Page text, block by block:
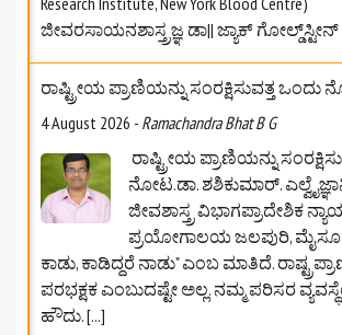
ಜೀವರಸಾಯನಶಾಸ್ತ್ರಜ್ಞ ಡಾ|| ಜ್ಯಾಕ್ ಗೋಲ್ಡ್‌ಸ್ಟೀನ್
ರಾಷ್ಟ್ರೀಯ ಪ್ರಾಣಿಯನ್ನು ಸಂರಕ್ಷಿಸುವತ್ತ ಒಂದು
4 August 2026 - Ramachandra Bhat B G
ರಾಷ್ಟ್ರೀಯ ಪ್ರಾಣಿಯನ್ನು
ನೋಟ.ಡಾ. ಶಶಿಕುಮಾರ್.
ಜೀವಶಾಸ್ತ್ರ ವಿಭಾಗಪ್ರಾದೇಶಿಕ
ಪ್ರಯೋಗಾಲಯ ಜಲಪುರಿ,
ಕಾಡು, ಕಾಡಿದ್ದರೆ ನಾಡು" ಎಂಬ ಮಾತಿದೆ.
ಪರಭಕ್ಷಕ ಎಂಬುದಷ್ಟೇ ಅಲ್ಲ. ನಮ್ಮ ಪರಿಸರ
ಹೌದು.[...]